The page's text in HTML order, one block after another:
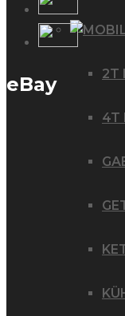
2T
4T
eBay